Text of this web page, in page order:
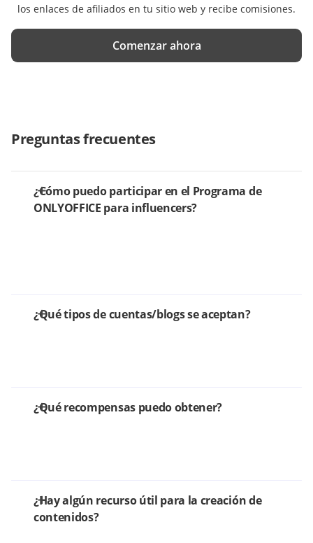
los enlaces de afiliados en tu sitio web y recibe comisiones.
Comenzar ahora
Preguntas frecuentes
¿Cómo puedo participar en el Programa de
ONLYOFFICE para influencers?
¿Qué tipos de cuentas/blogs se aceptan?
¿Qué recompensas puedo obtener?
¿Hay algún recurso útil para la creación de
contenidos?